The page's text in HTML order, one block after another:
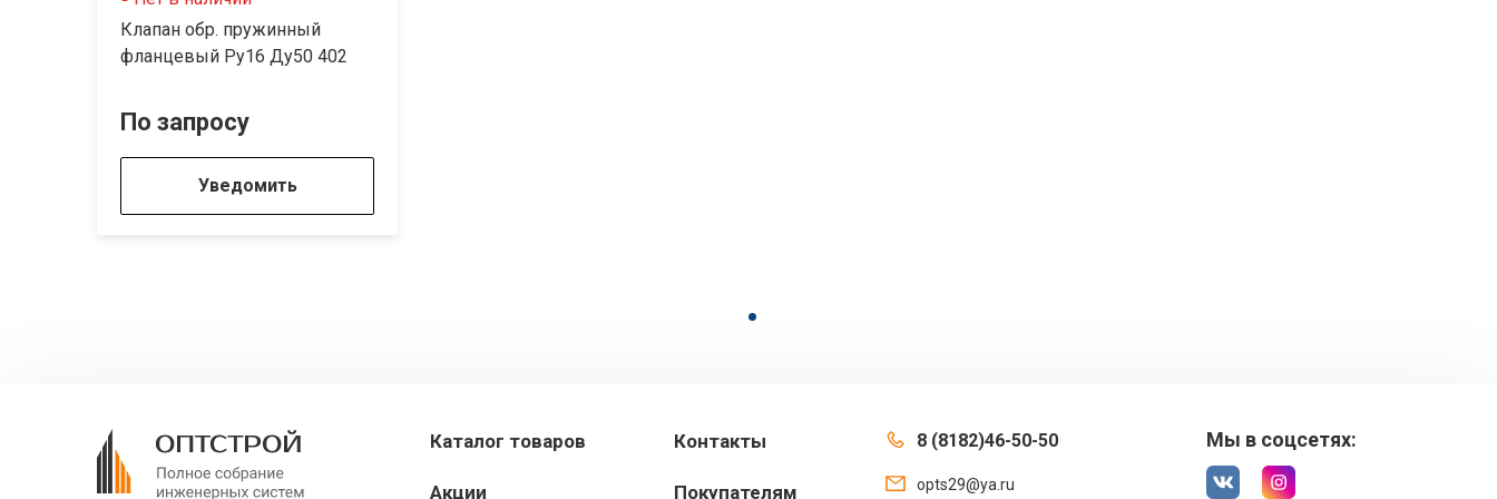
Клапан обр. пружинный
фланцевый Ру16 Ду50 402
По запросу
Уведомить
Каталог товаров
Акции
Контакты
Покупателям
8 (8182)46-50-50
opts29@ya.ru
Мы в соцсетях: